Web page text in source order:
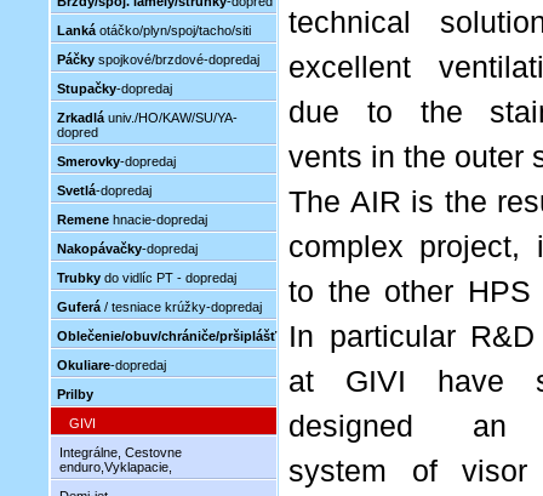
Lanká otáčko/plyn/spoj/tacho/siti
Páčky spojkové/brzdové-dopredaj
Stupačky-dopredaj
Zrkadlá univ./HO/KAW/SU/YA-
dopred
Smerovky-dopredaj
Svetlá-dopredaj
Remene hnacie-dopredaj
Nakopávačky-dopredaj
Trubky do vidlíc PT - dopredaj
Guferá / tesniace krúžky-dopredaj
Oblečenie/obuv/chrániče/pršiplášť
Okuliare-dopredaj
Prilby
GIVI
Integrálne, Cestovne
enduro,Vyklapacie,
technical
excellent
due to the
vents in the outer
The AIR is the
complex project,
to the other HPS
In particular
at GIVI have
designed an
system of visor